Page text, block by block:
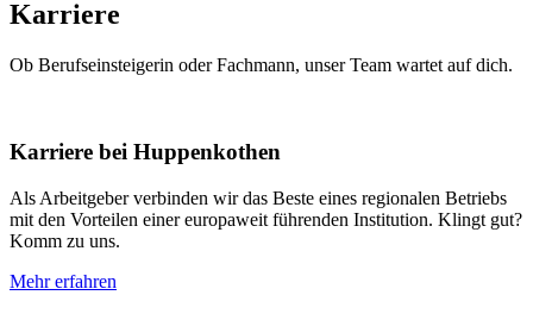
Karriere
Ob Berufseinsteigerin oder Fachmann, unser Team wartet auf dich.
Karriere bei Huppenkothen
Als Arbeitgeber verbinden wir das Beste eines regionalen Betriebs
mit den Vorteilen einer europaweit führenden Institution. Klingt gut?
Komm zu uns.
Mehr erfahren